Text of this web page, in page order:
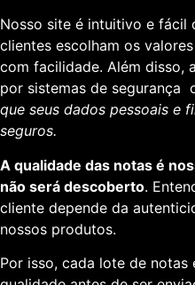
Nosso site é intuitivo e fácil
clientes escolham os
com facilidade. Além disso,
por sistemas de segurança
que seus dados pessoais e
seguros.
A qualidade das notas é
não será descoberto.
cliente depende da
nossos produtos.
Por isso, cada lote de